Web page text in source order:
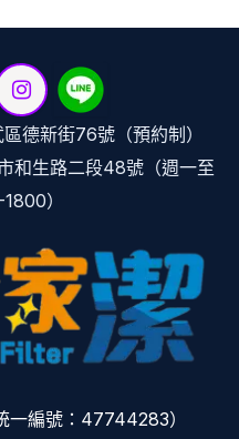
德新街76號（預約制）
和生路二段48號（週一至
）
編號：47744283）